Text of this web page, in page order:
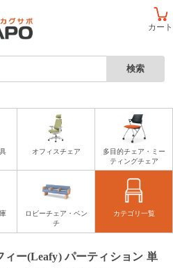
カート
オフィスチェア
多目的チェア・ミー
ティングチェア
ロビーチェア・ベン
チ
カテゴリ一覧
ー(Leafy) パーティション 単